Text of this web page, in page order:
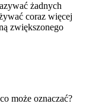
żadnych
coraz więcej
zwiększonego
może oznaczać?